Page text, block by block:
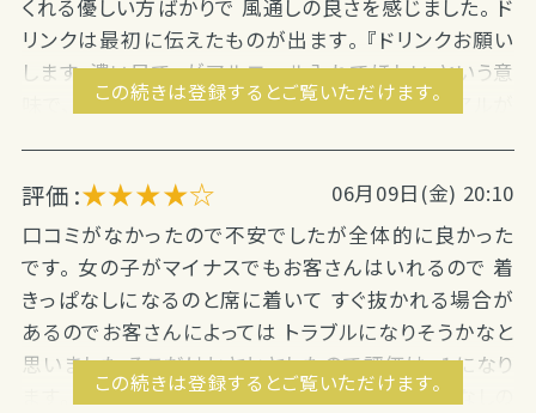
くれる優しい方ばかりで 風通しの良さを感じました。 ド
リンクは最初に伝えたものが出ます。 『ドリンクお願い
します、濃い目で』がアルコール入れてほしい という意
味で、 『ドリンクお願いします』だと基本的にノンアルが
りひどい人はいないです。 『お触りひどい人いたら言っ
てね、出禁にするから』 と最初に言って下さったのが心
強かったです。 最後送りを使いました。 距離によって値
段変わるみたいです。 たわいのない話で花が咲き とて
も楽しく気付けばあっという間に到着しました。 また機
会があれば是非リピートして...
この続きは登録するとご覧いただけます。
評価 :★★★★☆
06月09日(金) 20:10
口コミがなかったので不安でしたが全体的に良かった
です。 女の子がマイナスでもお客さんはいれるので 着
きっぱなしになるのと席に着いて すぐ抜かれる場合が
あるのでお客さんによっては トラブルになりそうかなと
思いました そこだけヒヤヒヤしたので評価は−１になり
ます。 お店の方々は店内説明も丁寧で 着きっぱなしの
この続きは登録するとご覧いただけます。